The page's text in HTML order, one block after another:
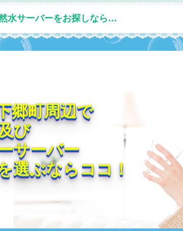
水サーバーをお探しなら…
郷町周辺で
び
サーバー
選ぶならココ！